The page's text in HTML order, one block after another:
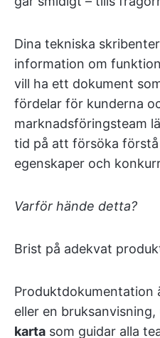
Dina tekniska
information om
vill ha ett dokument
fördelar för kunderna
marknadsföringsteam
tid på att försöka
egenskaper och
Varför hände detta?
Brist på adekvat
Produktdokumentation
eller en bruksanvisning,
karta som guidar alla